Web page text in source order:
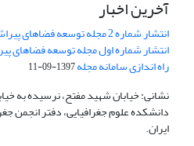
آخرین اخبار
انتشار شماره 2 مجله توسعه فضاهای پیراشهری
انتشار شماره اول مجله توسعه فضاهای
راه اندازی سامانه مجله1397-09-11
نشانی: خیابان شهید مفتح، نرسیده به
دانشکده علوم جغرافیایی، دفتر انجمن
ایران.